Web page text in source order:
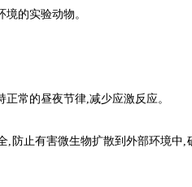
的实验动物。
常的昼夜节律,减少应激反应。
防止有害微生物扩散到外部环境中,